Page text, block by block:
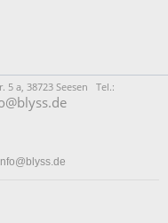
5 a, 38723 Seesen Tel.: